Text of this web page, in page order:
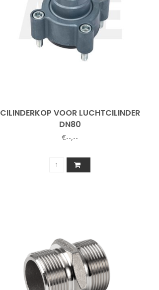
CILINDERKOP VOOR LUCHTCILINDER
DN80
€--,--